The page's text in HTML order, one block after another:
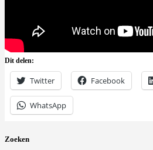
Dit delen:
Twitter Facebook
WhatsApp
Zoeken